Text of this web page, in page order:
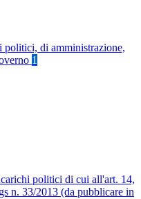
di amministrazione,
1
politici di cui all'art. 14,
n. 33/2013 (da pubblicare in